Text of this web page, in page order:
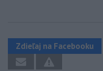
Zdieľaj na Facebooku